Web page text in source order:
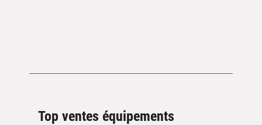
Top ventes équipements